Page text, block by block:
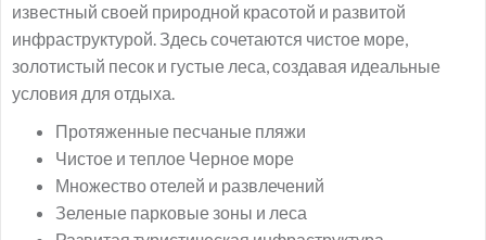
известный своей природной красотой и развитой
инфраструктурой. Здесь сочетаются чистое море,
золотистый песок и густые леса, создавая идеальные
условия для отдыха.
Протяженные песчаные пляжи
Чистое и теплое Черное море
Множество отелей и развлечений
Зеленые парковые зоны и леса